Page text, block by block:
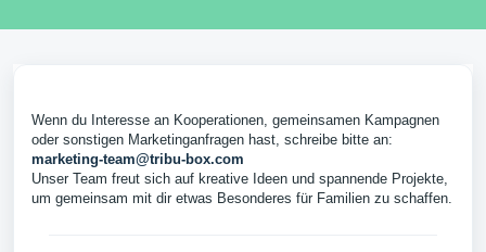
Wenn du Interesse an Kooperationen, gemeinsamen Kampagnen
oder sonstigen Marketinganfragen hast, schreibe bitte an:
marketing-team@tribu-box.com
Unser Team freut sich auf kreative Ideen und spannende Projekte,
um gemeinsam mit dir etwas Besonderes für Familien zu schaffen.